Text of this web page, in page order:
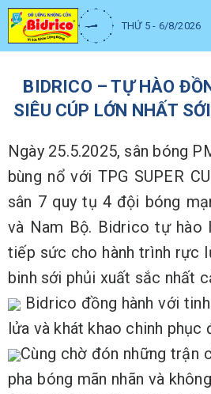
THỨ 5 - 6/8/2026
BIDRICO – TỰ HÀO
SIÊU CÚP LỚN NHẤT
Ngày 25.5.2025, sân bóng
bùng nổ với TPG SUPER
sân 7 quy tụ 4 đội bóng
và Nam Bộ. Bidrico tự hào
tiếp sức cho hành trình rực
binh sới phủi xuất sắc nhất
Bidrico đồng hành với
lửa và khát khao chinh phục
Cùng chờ đón những trận
pha bóng mãn nhãn và